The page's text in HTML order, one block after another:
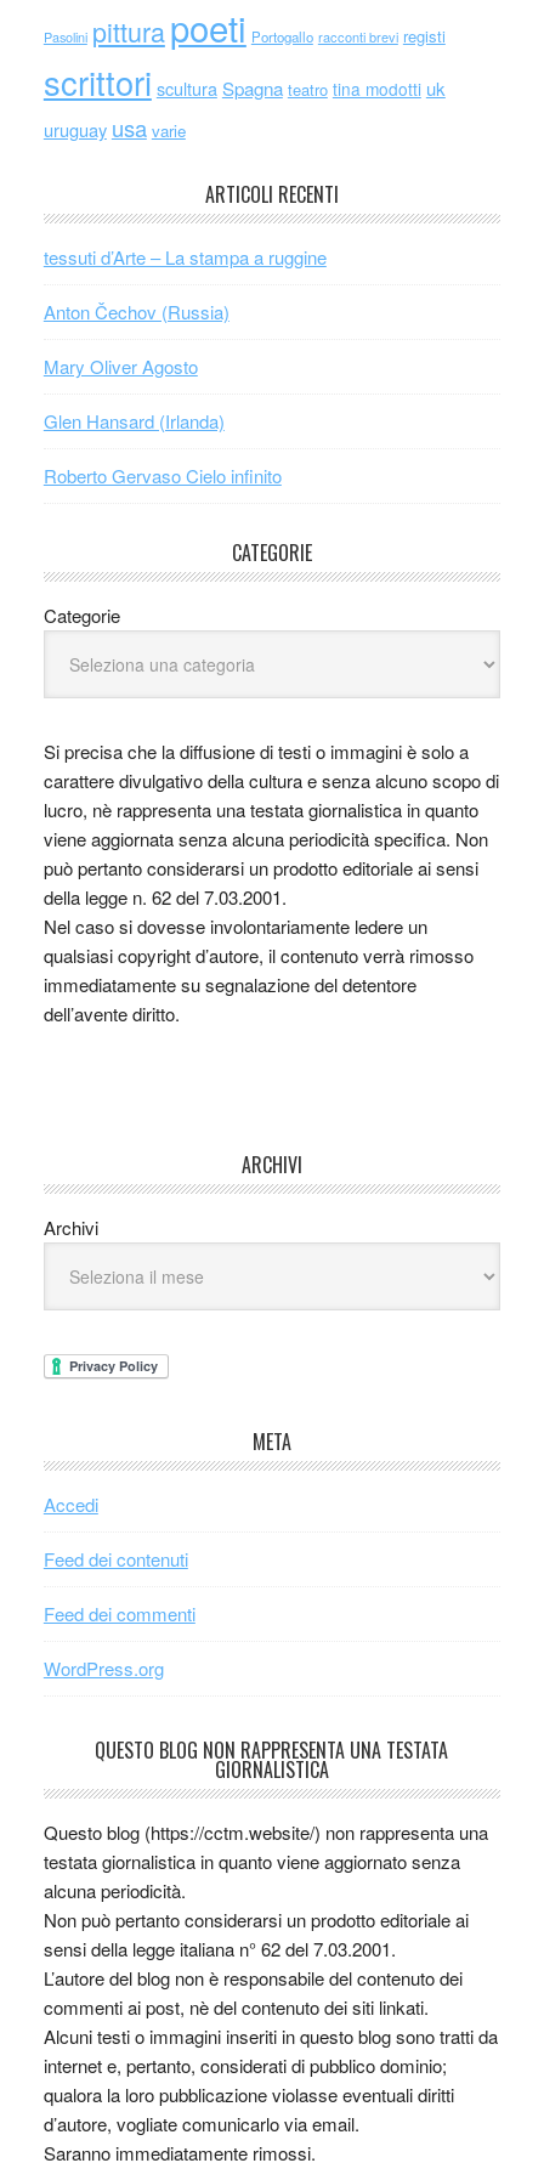
Pasolini pitturapoeti Portogallo racconti brevi registi
scrittori scultura Spagna teatro tina modotti uk
uruguay usa varie
ARTICOLI RECENTI
tessuti d’Arte – La stampa a ruggine
Anton Čechov (Russia)
Mary Oliver Agosto
Glen Hansard (Irlanda)
Roberto Gervaso Cielo infinito
CATEGORIE
Categorie
Si precisa che la diffusione di testi o immagini è solo a
carattere divulgativo della cultura e senza alcuno scopo di
lucro, nè rappresenta una testata giornalistica in quanto
viene aggiornata senza alcuna periodicità specifica. Non
può pertanto considerarsi un prodotto editoriale ai sensi
della legge n. 62 del 7.03.2001.
Nel caso si dovesse involontariamente ledere un
qualsiasi copyright d’autore, il contenuto verrà rimosso
immediatamente su segnalazione del detentore
dell’avente diritto.
ARCHIVI
Archivi
META
Accedi
Feed dei contenuti
Feed dei commenti
WordPress.org
QUESTO BLOG NON RAPPRESENTA UNA TESTATA
GIORNALISTICA
Questo blog (https://cctm.website/) non rappresenta una
testata giornalistica in quanto viene aggiornato senza
alcuna periodicità.
Non può pertanto considerarsi un prodotto editoriale ai
sensi della legge italiana n° 62 del 7.03.2001.
L’autore del blog non è responsabile del contenuto dei
commenti ai post, nè del contenuto dei siti linkati.
Alcuni testi o immagini inseriti in questo blog sono tratti da
internet e, pertanto, considerati di pubblico dominio;
qualora la loro pubblicazione violasse eventuali diritti
d’autore, vogliate comunicarlo via email.
Saranno immediatamente rimossi.